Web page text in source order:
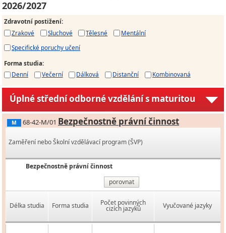
2026/2027
Zdravotní postižení:
Zrakové
Sluchové Tělesné
Mentální
Specifické poruchy učení
Forma studia:
Denní
Večerní Dálková Distanční Kombinovaná
Úplné střední odborné vzdělání s maturitou
M 68-42-M/01 Bezpečnostně právní činnost
Zaměření nebo Školní vzdělávací program (ŠVP)
Bezpečnostně právní činnost
porovnat
Délka studia Forma studia Počet povinných
cizích jazyků Vyučované jazyky